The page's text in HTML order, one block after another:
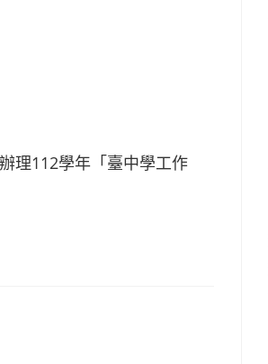
理112學年「臺中學工作